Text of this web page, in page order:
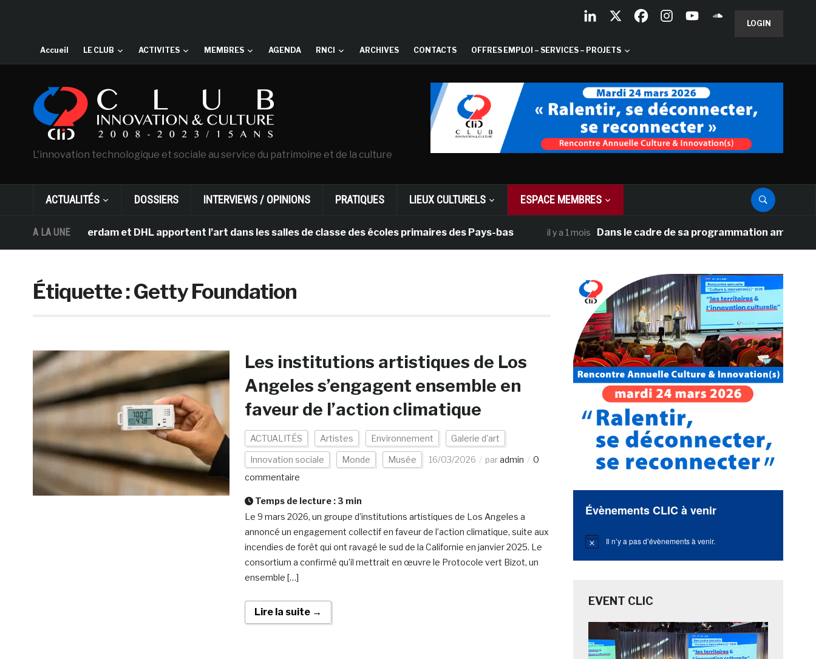
LOGIN
Accueil LE CLUB ACTIVITES MEMBRES AGENDA RNCI ARCHIVES CONTACTS OFFRES EMPLOI – SERVICES – PROJETS
L'innovation technologique et sociale au service du patrimoine et de la culture
ACTUALITÉS DOSSIERS INTERVIEWS / OPINIONS PRATIQUES LIEUX CULTURELS ESPACE MEMBRES
A LA UNE
d’Amsterdam et DHL apportent l’art dans les salles de classe des écoles primaires des Pays-bas il y a 1 mois Dans le cadre de sa programmation américaine,
Étiquette :Getty Foundation
Les institutions artistiques de Los
Angeles s’engagent ensemble en
faveur de l’action climatique
ACTUALITÉS Artistes Environnement Galerie d'art
Innovation sociale Monde Musée 16/03/2026 paradmin
0
commentaire
Temps de lecture : 3 min
Le 9 mars 2026, un groupe d’institutions artistiques de Los Angeles a
annoncé un engagement collectif en faveur de l’action climatique, suite aux
incendies de forêt qui ont ravagé le sud de la Californie en janvier 2025. Le
consortium a confirmé qu’il mettrait en œuvre le Protocole vert Bizot, un
ensemble […]
Lire la suite →
Évènements CLIC à venir
Notice Il n’y a pas d’évènements à venir.
EVENT CLIC